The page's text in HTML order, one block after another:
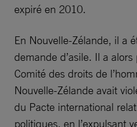
expiré en 2010.
En Nouvelle-Zélande, il a
demande d’asile. Il a
Comité des droits de
Nouvelle-Zélande avait
du Pacte international
politiques, en l’expulsant